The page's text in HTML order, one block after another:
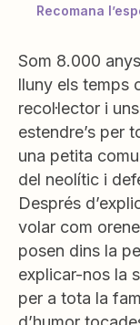
Recomana
Som 8.000
lluny els temps
recol·lector i
estendre’s per
una petita
del neolític i
Després
volar com
posen dins la
explicar-nos la
per a tota la